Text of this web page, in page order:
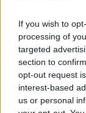
If you wish to
processing of
targeted
section to
opt-out request
interest-based
us or personal
că legile
pentru a
inclusiv